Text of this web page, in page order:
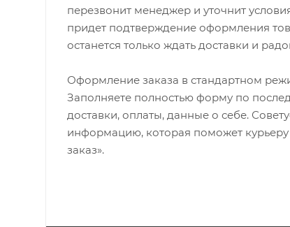
перезвонит менеджер и уточнит
придет подтверждение оформления
останется только ждать доставки и
Оформление заказа в стандартном
Заполняете полностью форму по
доставки, оплаты, данные о себе.
информацию, которая поможет
заказ».